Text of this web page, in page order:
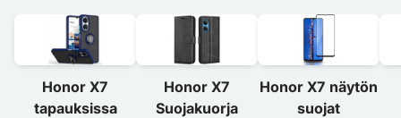
Honor X7
tapauksissa
Honor X7
Suojakuorja
Honor X7 näytön
suojat